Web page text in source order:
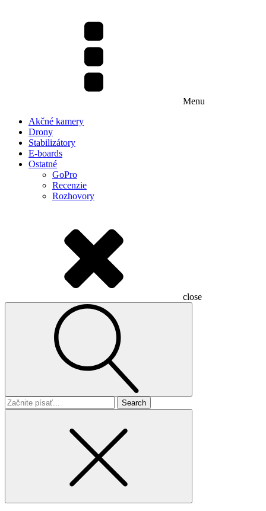
Menu
Akčné kamery
Drony
Stabilizátory
E-boards
Ostatné
GoPro
Recenzie
Rozhovory
close
Search
for